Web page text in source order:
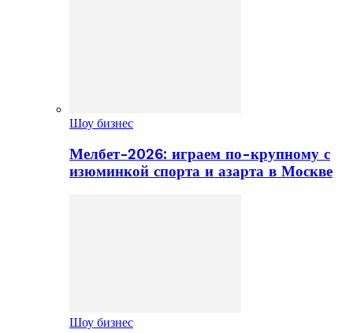
Шоу бизнес
Мелбет-2026: играем по-крупному с
изюминкой спорта и азарта в Москве
Шоу бизнес